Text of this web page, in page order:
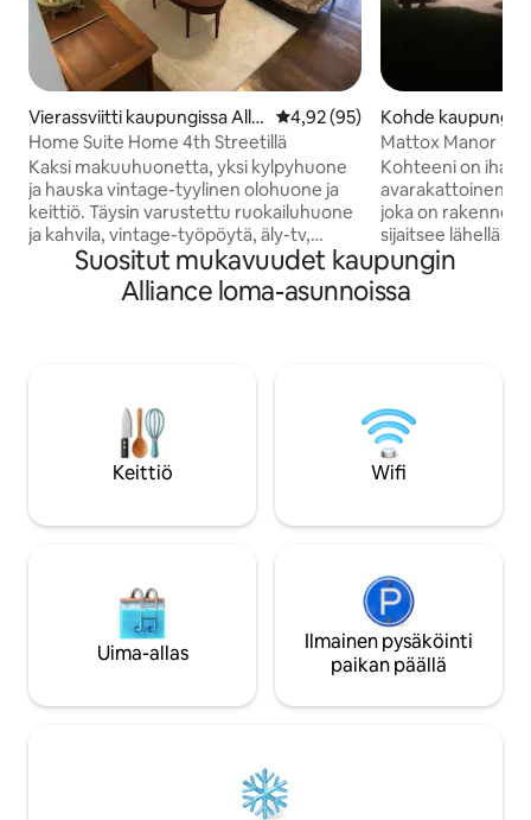
Vierassviitti kaupungissa Allia
nce
Keskimääräinen arvio 4,92/5,
4,92 (95)
Home Suite Home 4th Streetillä
Kaksi makuuhuonetta, yksi kylpyhuone
ja hauska vintage-tyylinen olohuone ja
keittiö. Täysin varustettu ruokailuhuone
ja kahvila, vintage-työpöytä, äly-tv,
Alexa, ja täysin varustetut pesulapalvelut
lemmikkiystävällinen, ja siitä peritään
viehätysvoimaa sekä rauhaa ja
hiljaisuutta, joiden ansiosta voit levätä ja
rentoutua. Tämä on savuton yksikkö.
Tupakointi on sallittu ulkona, mutta heitä
Kohde
Mattox Manor
Kohteeni on
avarakattoinen
joka on
sijaitsee lähellä
baareihin,
helppo päästä. Säilytin vanhan
viehätyksen,
oma kylpyhuone
kolmas makuutila. Suljettu etu- ja
takukuisti sekä 3
katettu. Nauti kaasugrillistä ja terasseista
Suositut mukavuudet kaupungin
Alliance loma-asunnoissa
Keittiö Wifi
Uima-allas
Ilmainen pysäköinti
paikan päällä